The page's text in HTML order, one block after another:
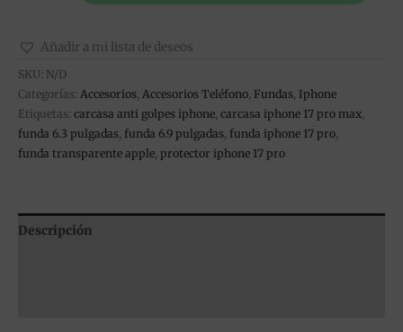
Añadir a mi lista de deseos
SKU: N/D
Categorías: Accesorios, Accesorios Teléfono, Fundas, Iphone
Etiquetas: carcasa anti golpes iphone, carcasa iphone 17 pro max,
funda 6.3 pulgadas, funda 6.9 pulgadas, funda iphone 17 pro,
funda transparente apple, protector iphone 17 pro
Descripción